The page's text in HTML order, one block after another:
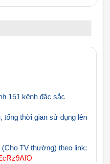
151 kênh đặc sắc
tổng thời gian sử dụng lên
TV thường) theo link: